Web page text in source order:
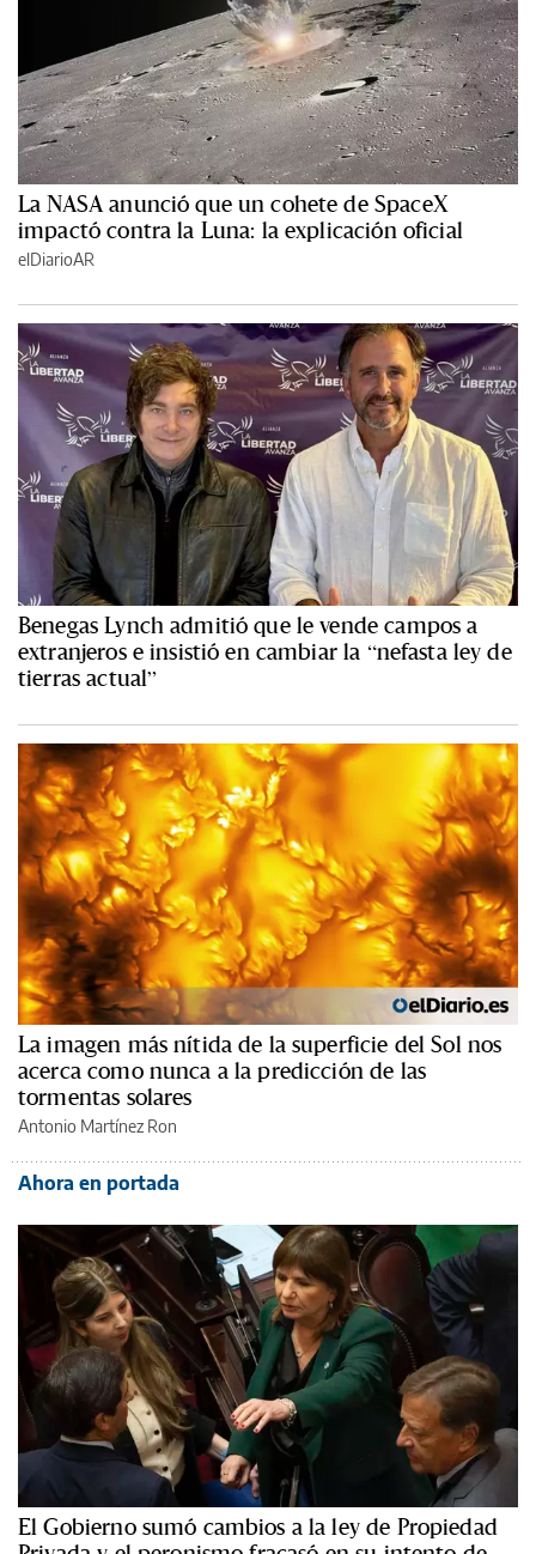
La NASA anunció que un cohete de SpaceX
impactó contra la Luna: la explicación oficial
elDiarioAR
Benegas Lynch admitió que le vende campos a
extranjeros e insistió en cambiar la “nefasta ley de
tierras actual”
La imagen más nítida de la superficie del Sol nos
acerca como nunca a la predicción de las
tormentas solares
Antonio Martínez Ron
Ahora en portada
El Gobierno sumó cambios a la ley de Propiedad